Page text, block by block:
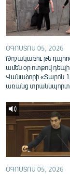
ՕԳՈՍՏՈՍ 05, 2026
Թոշակառու թե
ամեն օր ոտքով դեպի
Վանաձորի «Տարոն
առանց
ՕԳՈՍՏՈՍ 05, 2026